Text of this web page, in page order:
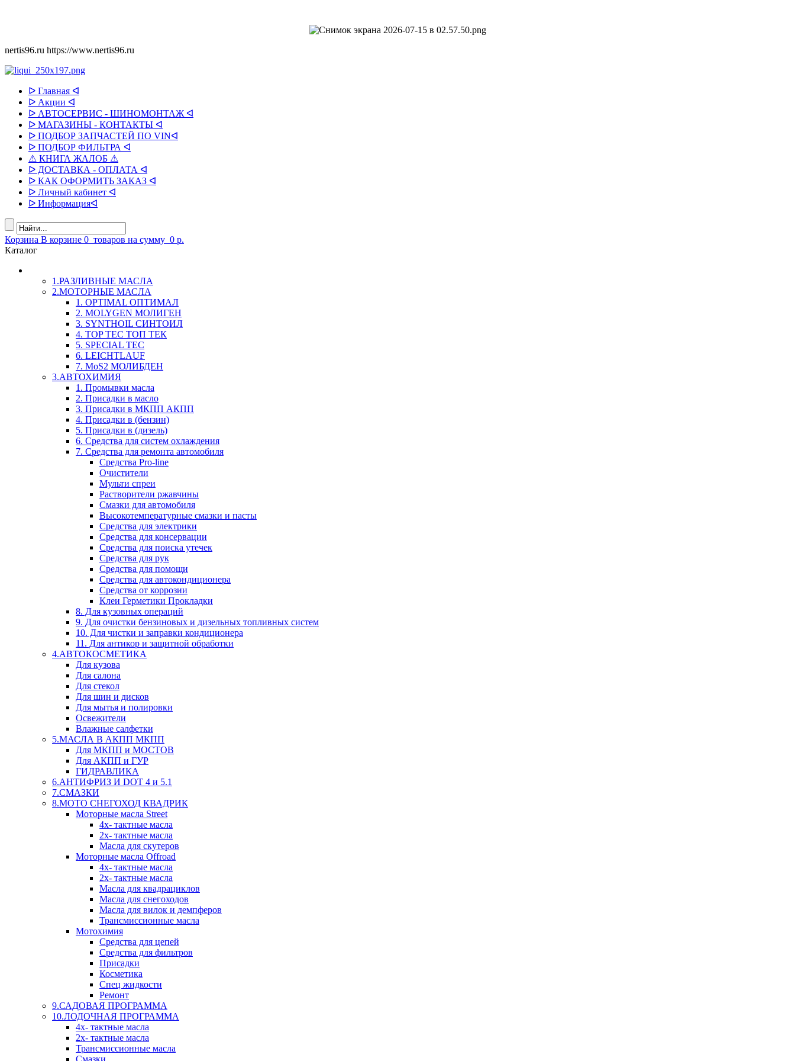
nertis96.ru https://www.nertis96.ru
ᐅ Главная ᐊ
ᐅ Акции ᐊ
ᐅ АВТОСЕРВИС - ШИНОМОНТАЖ ᐊ
ᐅ МАГАЗИНЫ - КОНТАКТЫ ᐊ
ᐅ ПОДБОР ЗАПЧАСТЕЙ ПО VINᐊ
ᐅ ПОДБОР ФИЛЬТРА ᐊ
⚠ КНИГА ЖАЛОБ ⚠
ᐅ ДОСТАВКА - ОПЛАТА ᐊ
ᐅ КАК ОФОРМИТЬ ЗАКАЗ ᐊ
ᐅ Личный кабинет ᐊ
ᐅ Информацияᐊ
Корзина В корзине 0 товаров на сумму 0 р.
Каталог
1.РАЗЛИВНЫЕ МАСЛА
2.МОТОРНЫЕ МАСЛА
1. OPTIMAL ОПТИМАЛ
2. MOLYGEN МОЛИГЕН
3. SYNTHOIL СИНТОИЛ
4. TOP TEC ТОП ТЕК
5. SPECIAL TEC
6. LEICHTLAUF
7. MoS2 МОЛИБДЕН
3.АВТОХИМИЯ
1. Промывки масла
2. Присадки в масло
3. Присадки в МКПП АКПП
4. Присадки в (бензин)
5. Присадки в (дизель)
6. Средства для систем охлаждения
7. Средства для ремонта автомобиля
Средства Pro-line
Очистители
Мульти спреи
Растворители ржавчины
Смазки для автомобиля
Высокотемпературные смазки и пасты
Средства для электрики
Средства для консервации
Средства для поиска утечек
Средства для рук
Средства для помощи
Средства для автокондиционера
Средства от коррозии
Клеи Герметики Прокладки
8. Для кузовных операций
9. Для очистки бензиновых и дизельных топливных систем
10. Для чистки и заправки кондиционера
11. Для антикор и защитной обработки
4.АВТОКОСМЕТИКА
Для кузова
Для салона
Для стекол
Для шин и дисков
Для мытья и полировки
Освежители
Влажные салфетки
5.МАСЛА В АКПП МКПП
Для МКПП и МОСТОВ
Для АКПП и ГУР
ГИДРАВЛИКА
6.АНТИФРИЗ И DOT 4 и 5.1
7.СМАЗКИ
8.МОТО СНЕГОХОД КВАДРИК
Моторные масла Street
4х- тактные масла
2х- тактные масла
Масла для скутеров
Моторные масла Offroad
4х- тактные масла
2х- тактные масла
Масла для квадрациклов
Масла для снегоходов
Масла для вилок и демпферов
Трансмиссионные масла
Мотохимия
Средства для цепей
Средства для фильтров
Присадки
Косметика
Спец жидкости
Ремонт
9.САДОВАЯ ПРОГРАММА
10.ЛОДОЧНАЯ ПРОГРАММА
4х- тактные масла
2х- тактные масла
Трансмиссионные масла
Смазки